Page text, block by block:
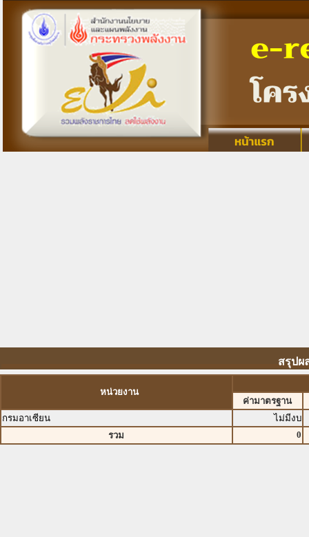
สรุปผ
หน่วยงาน
ค่ามาตรฐาน
กรมอาเซียน
ไม่มีงบ
รวม
0